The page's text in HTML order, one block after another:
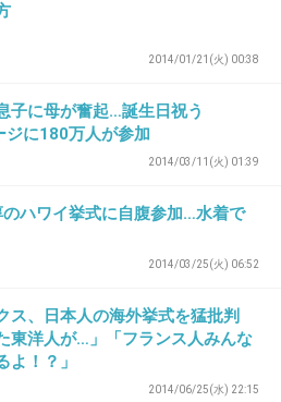
嬉しいけど、質問主のよ
人がいるなら私なら声か
+326
く外国へ旅行へ行くけ
らない人と行くぐらいな
ベートで旅行へ行くわ。
。トピ主さん、17万円は
2014/01/21(火) 00:38
子に母が奮起…誕生日祝う
に180万人が参加
2014/03/11(火) 01:39
ハワイ挙式に自腹参加…水着で
2014/03/25(火) 06:52
ス、日本人の海外挙式を猛批判
東洋人が…」「フランス人みんな
よ！？」
2014/06/25(水) 22:15